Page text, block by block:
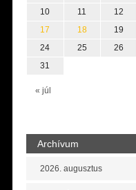
« júl
10
11 12
17
18 19
24
25 26
31
Archívum
2026. augusztus